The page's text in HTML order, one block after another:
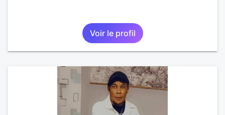
Voir le profil